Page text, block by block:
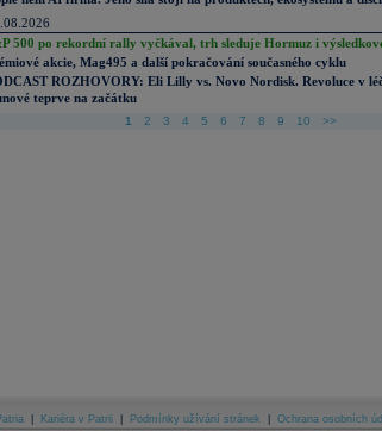
500 po rekordní rally vyčkával, trh sleduje Hormuz i
akcie, Mag495 a další pokračování současného cyklu
ROZHOVORY: Eli Lilly vs. Novo Nordisk. Revoluce v
teprve na začátku
1 2 3 4 5 6 7 8 9 10 >>
Kariéra v Patrii Podmínky užívání stránek Ochrana osobních